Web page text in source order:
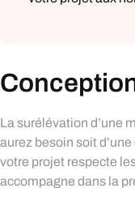
La surélévation d’une
aurez besoin soit
votre projet respecte
accompagne dans la